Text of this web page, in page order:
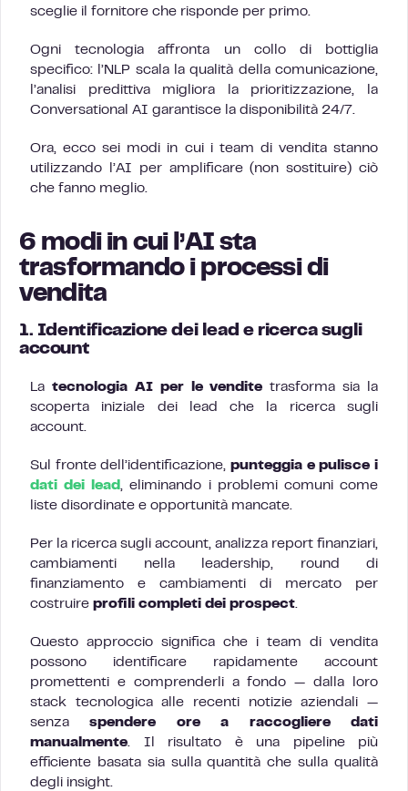
sceglie il fornitore che risponde per primo.
Ogni tecnologia affronta un collo di bottiglia
specifico: l’NLP scala la qualità della comunicazione,
l’analisi predittiva migliora la prioritizzazione, la
Conversational AI garantisce la disponibilità 24/7.
Ora, ecco sei modi in cui i team di vendita stanno
utilizzando l’AI per amplificare (non sostituire) ciò
che fanno meglio.
6 modi in cui l’AI sta
trasformando i processi di
vendita
1. Identificazione dei lead e ricerca sugli
account
La tecnologia AI per le vendite trasforma sia la
scoperta iniziale dei lead che la ricerca sugli
account.
Sul fronte dell’identificazione, punteggia e pulisce i
dati dei lead, eliminando i problemi comuni come
liste disordinate e opportunità mancate.
Per la ricerca sugli account, analizza report finanziari,
cambiamenti nella leadership, round di
finanziamento e cambiamenti di mercato per
costruire profili completi dei prospect.
Questo approccio significa che i team di vendita
possono identificare rapidamente account
promettenti e comprenderli a fondo — dalla loro
stack tecnologica alle recenti notizie aziendali —
senzaspendere ore a raccogliere dati
manualmente. Il risultato è una pipeline più
efficiente basata sia sulla quantità che sulla qualità
degli insight.